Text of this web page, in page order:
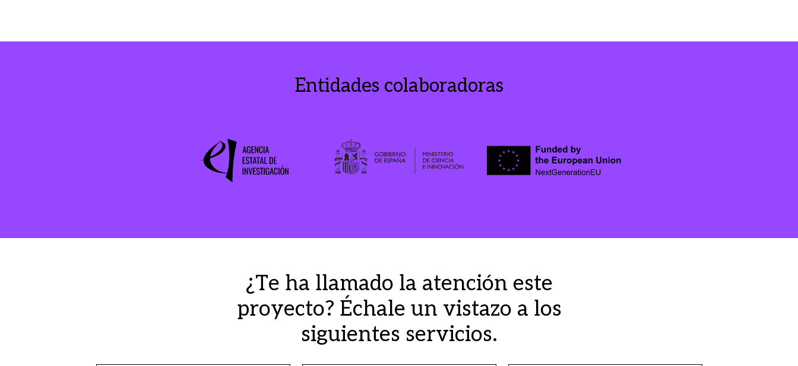
Entidades colaboradoras
¿Te ha llamado la atención este
proyecto? Échale un vistazo a los
siguientes servicios.